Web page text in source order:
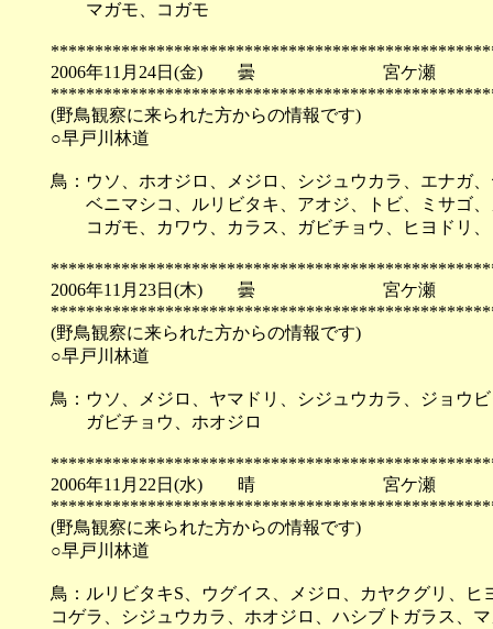
マガモ、コガモ
2006年11月24日(金) 曇 宮ケ瀬
(野鳥観察に来られた方からの情報です)
○早戸川林道
鳥：ウソ、ホオジロ、メジロ、シジュウカラ、エナガ
ベニマシコ、ルリビタキ、アオジ、トビ、ミサゴ、
コガモ、カワウ、カラス、ガビチョウ、ヒヨドリ、
2006年11月23日(木) 曇 宮ケ瀬
(野鳥観察に来られた方からの情報です)
○早戸川林道
鳥：ウソ、メジロ、ヤマドリ、シジュウカラ、ジョウ
ガビチョウ、ホオジロ
2006年11月22日(水) 晴 宮ケ瀬
(野鳥観察に来られた方からの情報です)
○早戸川林道
鳥：ルリビタキS、ウグイス、メジロ、カヤクグリ、
コゲラ、シジュウカラ、ホオジロ、ハシブトガラス、